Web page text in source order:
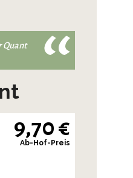
Quant
9,70 €
Ab-Hof-Preis